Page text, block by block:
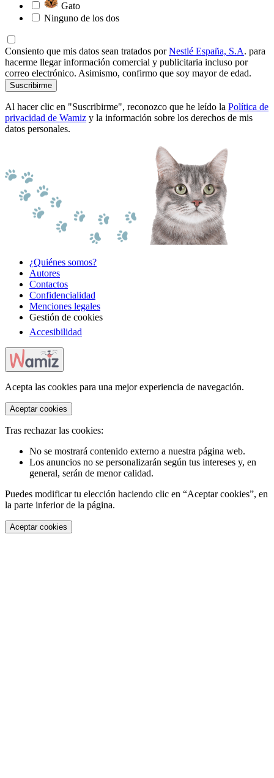
Gato
Ninguno de los dos
Consiento que mis datos sean tratados porNestlé España, S.A. para
hacerme llegar información comercial y publicitaria incluso por
correo electrónico. Asimismo, confirmo que soy mayor de edad.
Suscribirme
Al hacer clic en "Suscribirme", reconozco que he leído la Política de
privacidad de Wamiz y la información sobre los derechos de mis
datos personales.
¿Quiénes somos?
Autores
Contactos
Confidencialidad
Menciones legales
Gestión de cookies
Accesibilidad
Acepta las cookies para una mejor experiencia de navegación.
Aceptar cookies
Tras rechazar las cookies:
No se mostrará contenido externo a nuestra página web.
Los anuncios no se personalizarán según tus intereses y, en
general, serán de menor calidad.
Puedes modificar tu elección haciendo clic en “Aceptar cookies”, en
la parte inferior de la página.
Aceptar cookies